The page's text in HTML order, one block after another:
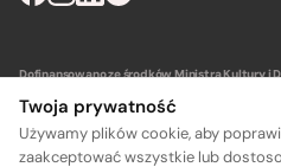
Dofinansowano ze środków Ministra Kultury i
Twoja prywatność
Używamy plików cookie, aby
zaakceptować wszystkie lub